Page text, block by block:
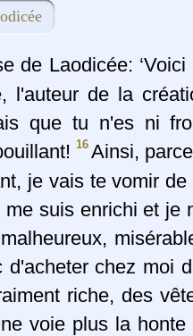
de Laodicée:
l'auteur de la
que tu n'es ni
16 Ainsi,
je vais te vomir
suis enrichi et je
d'acheter chez moi
riche, des
voie plus la